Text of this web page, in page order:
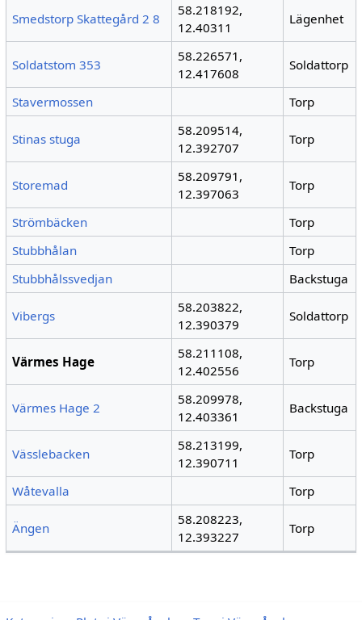
Smedstorp Skattegård 2 8
58.218192,
12.40311
Lägenhet
Soldatstom 353
58.226571,
12.417608
Soldattorp
Stavermossen Torp
Stinas stuga
58.209514,
12.392707
Torp
Storemad
58.209791,
12.397063
Torp
Strömbäcken
Torp
Stubbhålan
Torp
Stubbhålssvedjan
Backstuga
Vibergs
58.203822,
12.390379
Soldattorp
Värmes Hage
58.211108,
12.402556
Torp
Värmes Hage 2
58.209978,
12.403361
Backstuga
Vässlebacken
58.213199,
12.390711
Torp
Wåtevalla Torp
Ängen
58.208223,
12.393227
Torp